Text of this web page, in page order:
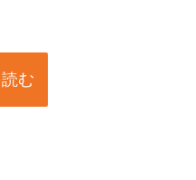
む